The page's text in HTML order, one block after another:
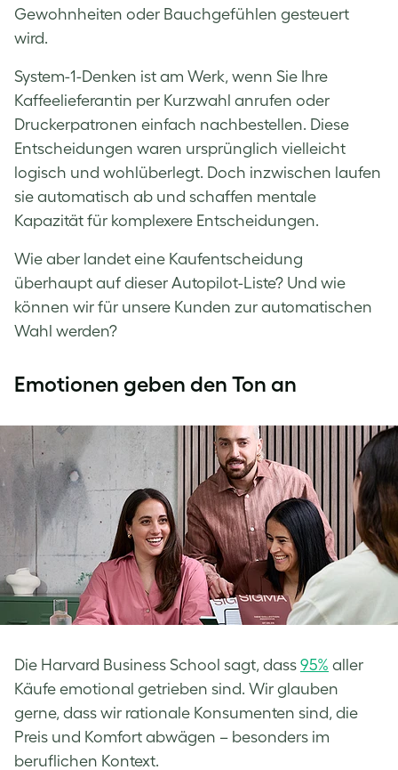
Gewohnheiten oder Bauchgefühlen gesteuert
wird.
System-1-Denken ist am Werk, wenn Sie Ihre
Kaffeelieferantin per Kurzwahl anrufen oder
Druckerpatronen einfach nachbestellen. Diese
Entscheidungen waren ursprünglich vielleicht
logisch und wohlüberlegt. Doch inzwischen laufen
sie automatisch ab und schaffen mentale
Kapazität für komplexere Entscheidungen.
Wie aber landet eine Kaufentscheidung
überhaupt auf dieser Autopilot-Liste? Und wie
können wir für unsere Kunden zur automatischen
Wahl werden?
Emotionen geben den Ton an
Die Harvard Business School sagt, dass 95% aller
Käufe emotional getrieben sind. Wir glauben
gerne, dass wir rationale Konsumenten sind, die
Preis und Komfort abwägen – besonders im
beruflichen Kontext.